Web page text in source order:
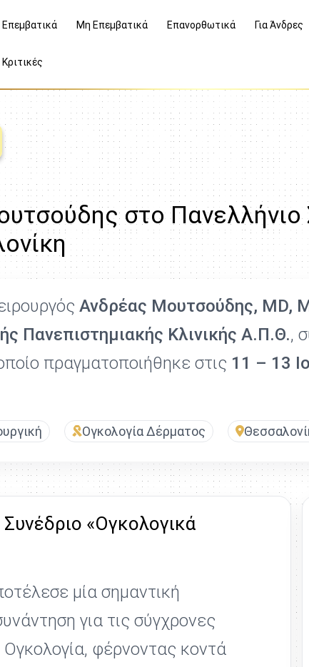
Επεμβατικά Μη Επεμβατικά Επανορθωτικά Για Άνδρες
Κριτικές
στο Πανελλήνιο
Ανδρέας Μουτσούδης, MD,
Πανεπιστημιακής Κλινικής Α.Π.Θ.,
πραγματοποιήθηκε στις 11 – 13
Ογκολογία Δέρματος
«Ογκολογικά
μία σημαντική
για τις σύγχρονες
Ογκολογία, φέρνοντας κοντά